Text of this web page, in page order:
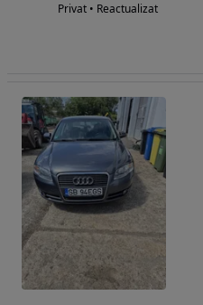
Privat • Reactualizat